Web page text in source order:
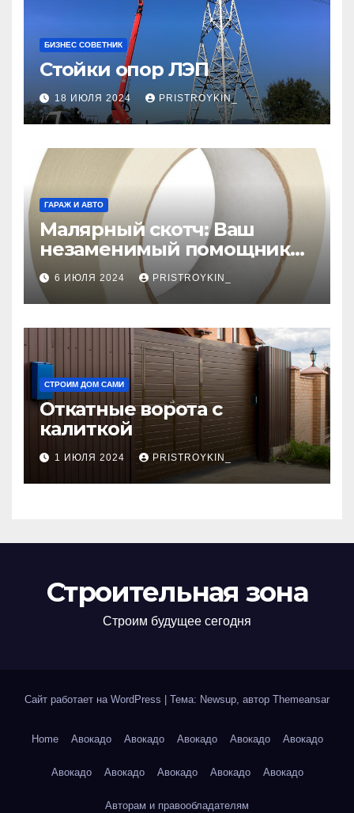
БИЗНЕС СОВЕТНИК
Стойки опор ЛЭП
18 ИЮЛЯ 2024 PRISTROYKIN_
ГАРАЖ И АВТО
Малярный скотч: Ваш
незаменимый помощник
при ремонтных работах
6 ИЮЛЯ 2024 PRISTROYKIN_
СТРОИМ ДОМ САМИ
Откатные ворота с
калиткой
1 ИЮЛЯ 2024 PRISTROYKIN_
Строительная зона
Строим будущее сегодня
Сайт работает на WordPress Тема: Newsup, автор Themeansar
Home Авокадо Авокадо Авокадо Авокадо Авокадо
Авокадо Авокадо Авокадо Авокадо Авокадо
Авторам и правообладателям